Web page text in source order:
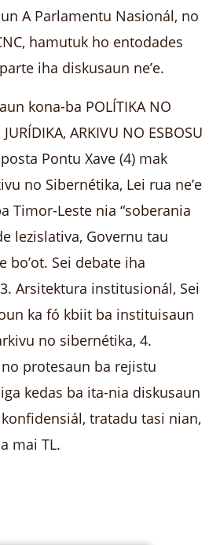
A Parlamentu Nasionál, no
hamutuk ho entodades
iha diskusaun ne’e.
kona-ba POLÍTIKA NO
ARKIVU NO ESBOSU
Pontu Xave (4) mak
no Sibernétika, Lei rua ne’e
Timor-Leste nia “soberania
lezislativa, Governu tau
bo’ot. Sei debate iha
Arsitektura institusionál, Sei
ka fó kbiit ba instituisaun
no sibernétika, 4.
protesaun ba rejistu
kedas ba ita-nia diskusaun
tratadu tasi nian,
mai TL.